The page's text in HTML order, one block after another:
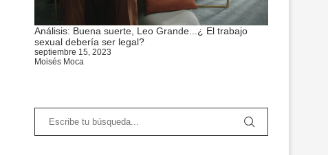
Análisis: Buena suerte, Leo Grande...¿ El trabajo
sexual debería ser legal?
septiembre 15, 2023
Moisés Moca